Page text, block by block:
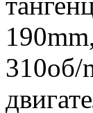
310об/